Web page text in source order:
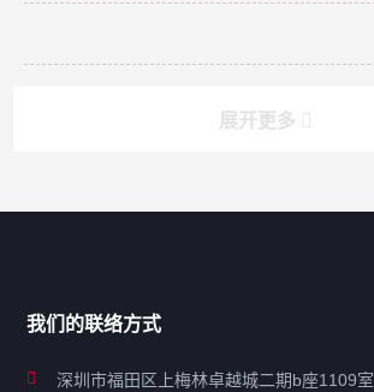
展开更多
我们的联络方式
深圳市福田区上梅林卓越城二期b座1109室